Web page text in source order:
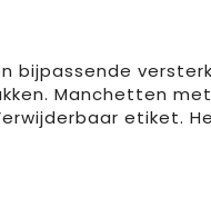
bijpassende
Manchetten
etiket.